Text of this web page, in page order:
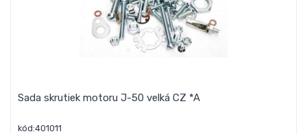
Sada skrutiek motoru J-50 velká CZ *A
kód:401011